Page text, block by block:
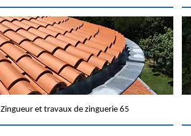
Zingueur et travaux de zinguerie 65